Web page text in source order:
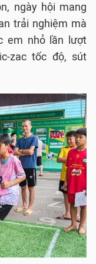
ngày hội mang
trải nghiệm mà
em nhỏ lần lượt
zac tốc độ, sút